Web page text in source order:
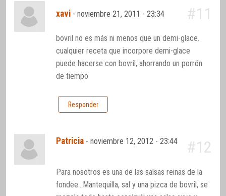
xavi -noviembre 21, 2011 - 23:34 #11
bovril no es más ni menos que un demi-glace.
cualquier receta que incorpore demi-glace
puede hacerse con bovril, ahorrando un porrón
de tiempo
Responder
Patricia -noviembre 12, 2012 - 23:44 #12
Para nosotros es una de las salsas reinas de la
fondee…Mantequilla, sal y una pizca de bovril, se